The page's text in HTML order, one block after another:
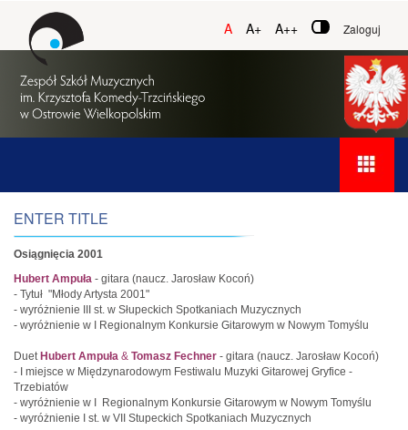
A A+ A++ Zaloguj
ENTER TITLE
Osiągnięcia 2001
Hubert Ampuła - gitara (naucz. Jarosław Kocoń)
- Tytuł "Młody Artysta 2001"
- wyróżnienie III st. w Słupeckich Spotkaniach Muzycznych
- wyróżnienie w I Regionalnym Konkursie Gitarowym w Nowym Tomyślu
Duet Hubert Ampuła & Tomasz Fechner - gitara (naucz. Jarosław Kocoń)
- I miejsce w Międzynarodowym Festiwalu Muzyki Gitarowej Gryfice -
Trzebiatów
- wyróżnienie w I Regionalnym Konkursie Gitarowym w Nowym Tomyślu
- wyróżnienie I st. w VII Stupeckich Spotkaniach Muzycznych